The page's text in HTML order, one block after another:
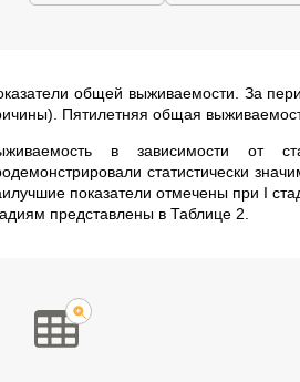
общей выживаемости. За
Пятилетняя общая
в зависимости от
статистически
показатели отмечены при I
представлены в Таблице 2.